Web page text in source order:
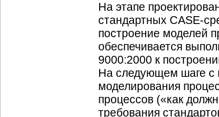
На этапе
стандартных CASE-
построение моделей
обеспечивается
9000:2000 к
На следующем шаге с
моделирования
процессов («как
требования